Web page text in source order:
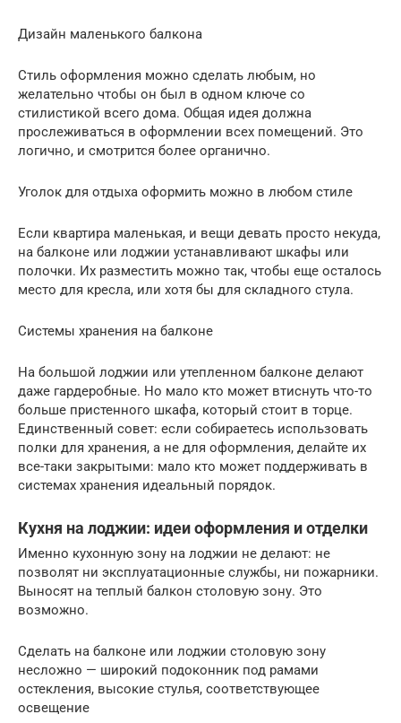
Дизайн маленького балкона
Стиль оформления можно сделать любым, но
желательно чтобы он был в одном ключе со
стилистикой всего дома. Общая идея должна
прослеживаться в оформлении всех помещений. Это
логично, и смотрится более органично.
Уголок для отдыха оформить можно в любом стиле
Если квартира маленькая, и вещи девать просто некуда,
на балконе или лоджии устанавливают шкафы или
полочки. Их разместить можно так, чтобы еще осталось
место для кресла, или хотя бы для складного стула.
Системы хранения на балконе
На большой лоджии или утепленном балконе делают
даже гардеробные. Но мало кто может втиснуть что-то
больше пристенного шкафа, который стоит в торце.
Единственный совет: если собираетесь использовать
полки для хранения, а не для оформления, делайте их
все-таки закрытыми: мало кто может поддерживать в
системах хранения идеальный порядок.
Кухня на лоджии: идеи оформления и отделки
Именно кухонную зону на лоджии не делают: не
позволят ни эксплуатационные службы, ни пожарники.
Выносят на теплый балкон столовую зону. Это
возможно.
Сделать на балконе или лоджии столовую зону
несложно — широкий подоконник под рамами
остекления, высокие стулья, соответствующее
освещение